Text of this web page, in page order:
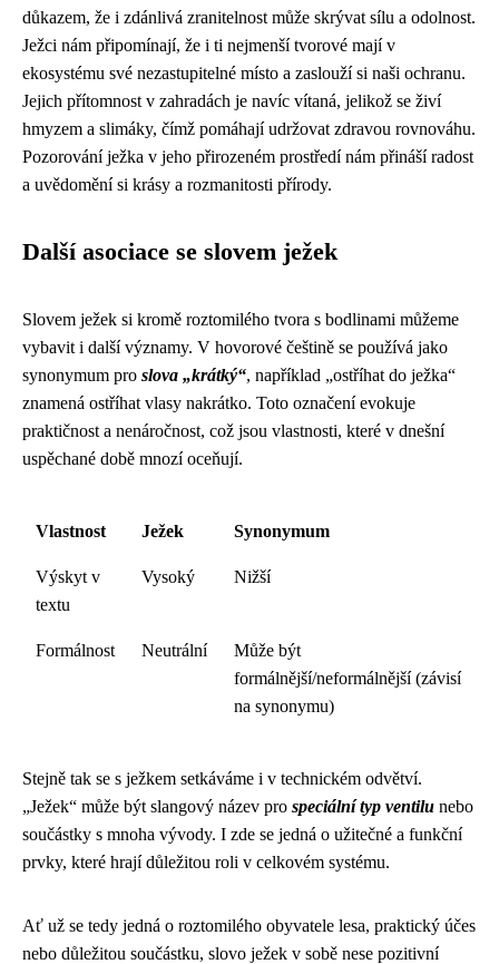
důkazem, že i zdánlivá zranitelnost může skrývat sílu a odolnost.
Ježci nám připomínají, že i ti nejmenší tvorové mají v
ekosystému své nezastupitelné místo a zaslouží si naši ochranu.
Jejich přítomnost v zahradách je navíc vítaná, jelikož se živí
hmyzem a slimáky, čímž pomáhají udržovat zdravou rovnováhu.
Pozorování ježka v jeho přirozeném prostředí nám přináší radost
a uvědomění si krásy a rozmanitosti přírody.
Další asociace se slovem ježek
Slovem ježek si kromě roztomilého tvora s bodlinami můžeme
vybavit i další významy. V hovorové češtině se používá jako
synonymum pro slova „krátký“, například „ostříhat do ježka“
znamená ostříhat vlasy nakrátko. Toto označení evokuje
praktičnost a nenáročnost, což jsou vlastnosti, které v dnešní
uspěchané době mnozí oceňují.
Vlastnost Ježek Synonymum
Výskyt v
textu
Vysoký Nižší
Formálnost Neutrální
Může být
formálnější/neformálnější (závisí
na synonymu)
Stejně tak se s ježkem setkáváme i v technickém odvětví.
„Ježek“ může být slangový název pro speciální typ ventilu nebo
součástky s mnoha vývody. I zde se jedná o užitečné a funkční
prvky, které hrají důležitou roli v celkovém systému.
Ať už se tedy jedná o roztomilého obyvatele lesa, praktický účes
nebo důležitou součástku, slovo ježek v sobě nese pozitivní